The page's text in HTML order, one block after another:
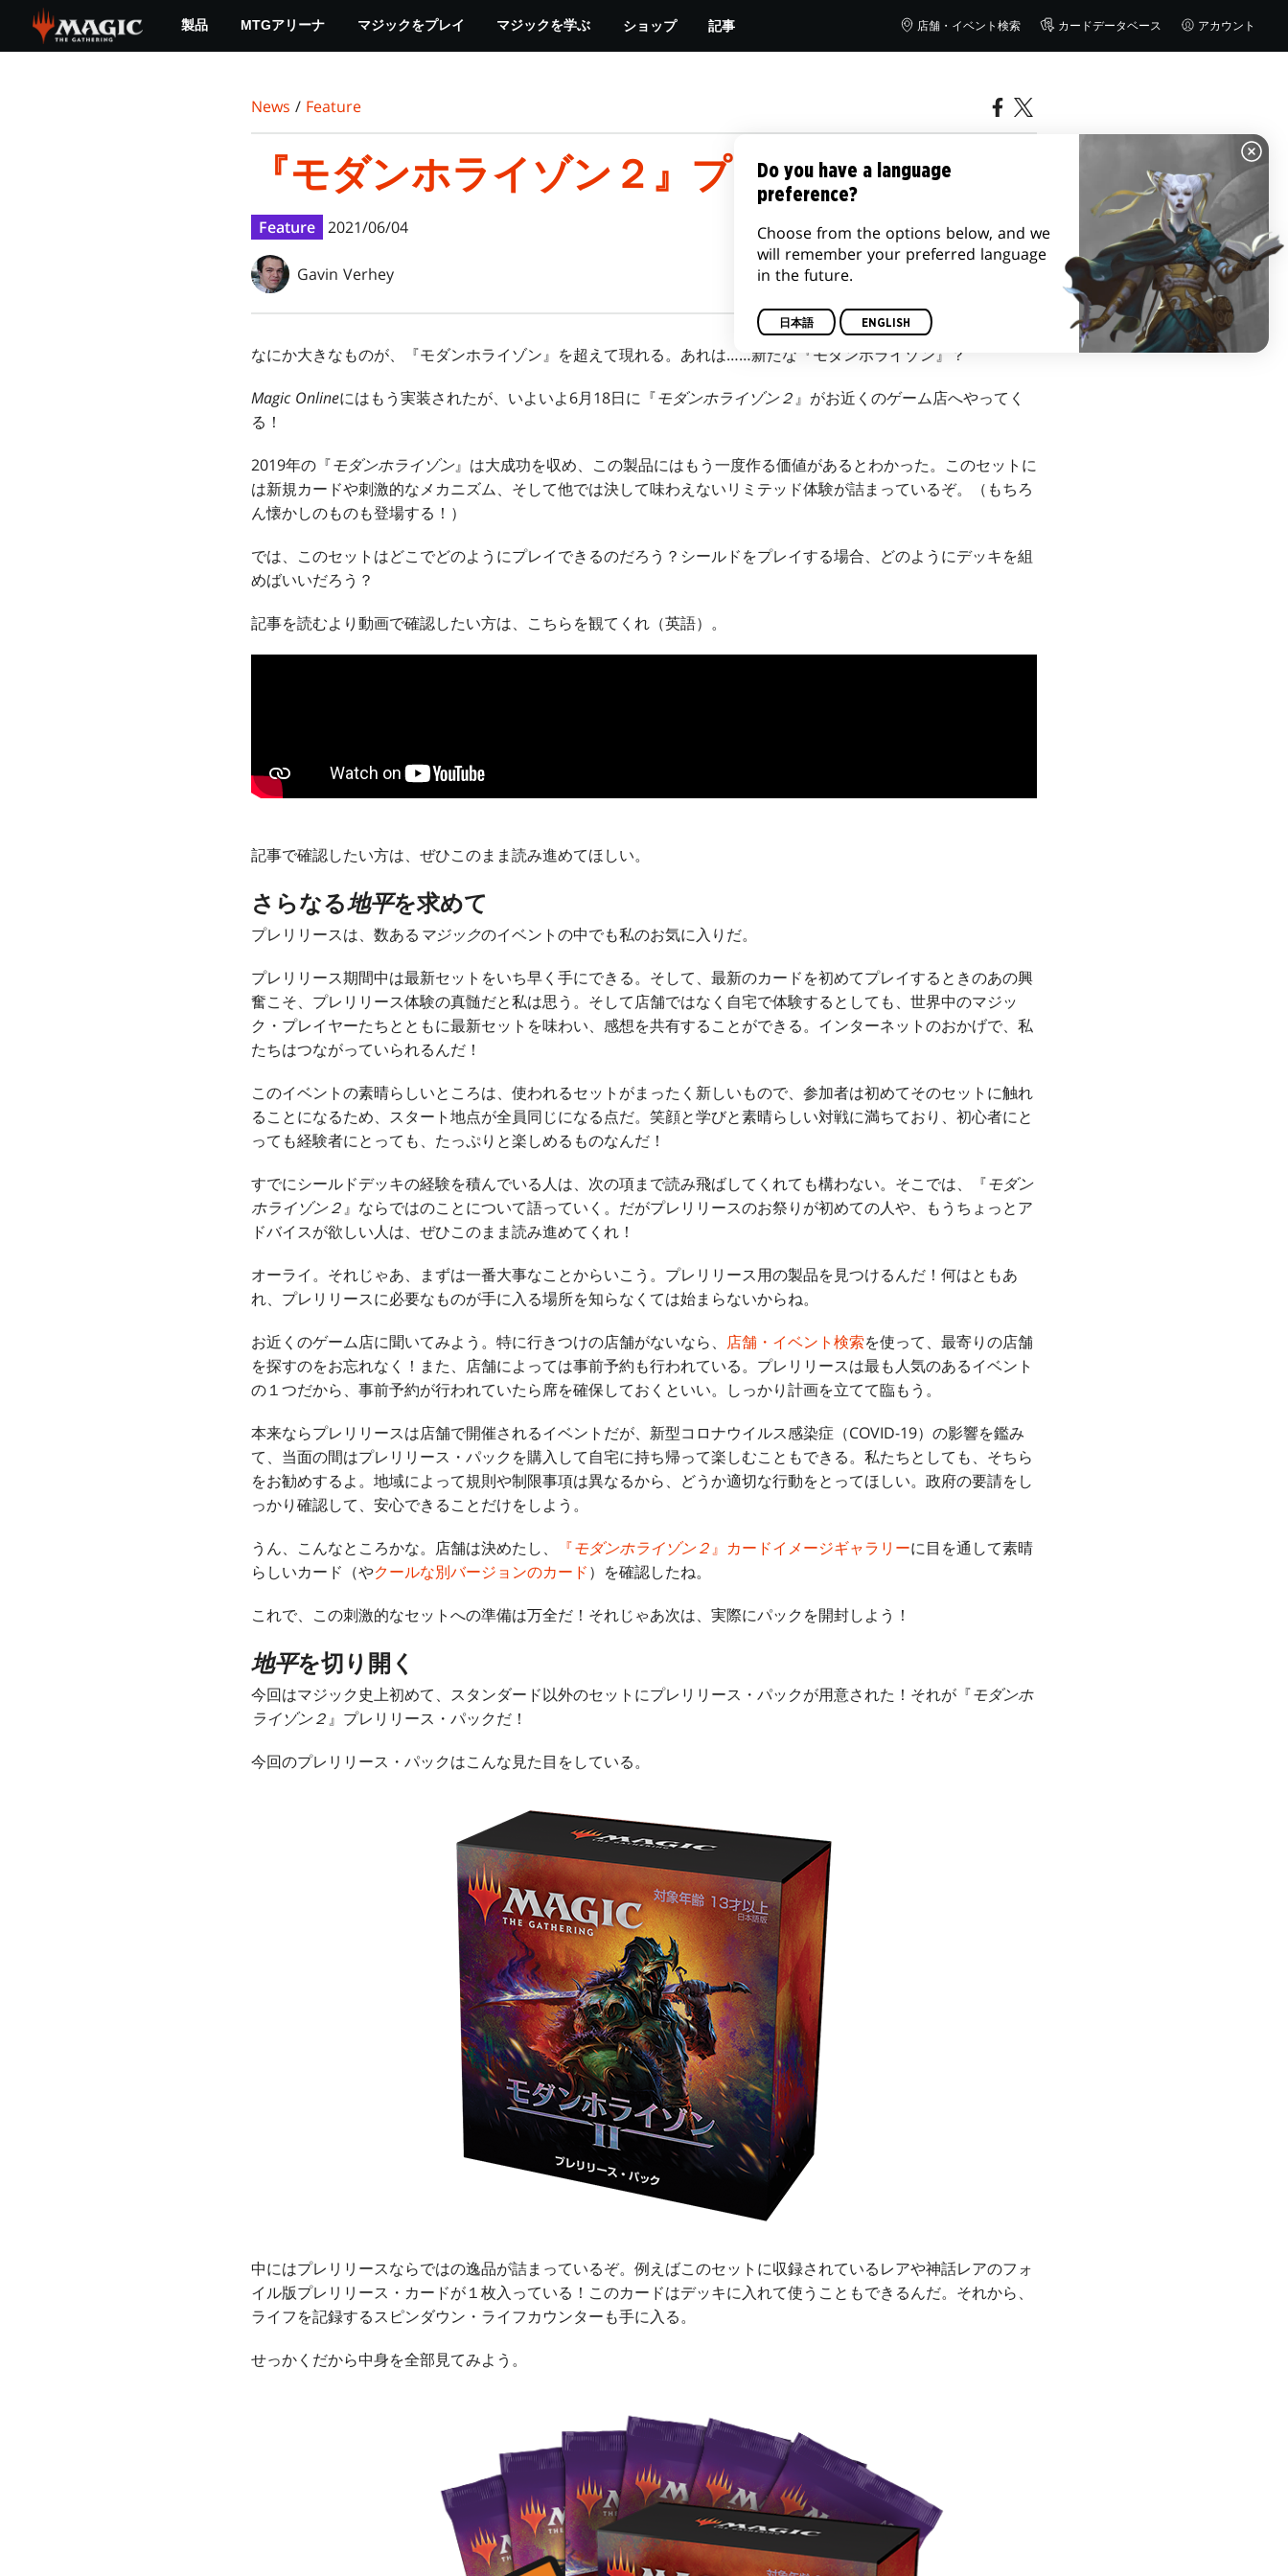
main
製品 MTGアリーナ マジックをプレイ マジックを学ぶ ショップ 記事 店舗・イベント検索 カードデータベース アカウント
News / Feature
『モダンホライゾン２』プレリリース入門
Feature 2021/06/04
Gavin Verhey
なにか大きなものが、『モダンホライゾン』を超えて現れる。あれは……新たな『モダンホライゾン』？
Magic Onlineにはもう実装されたが、いよいよ6月18日に『モダンホライゾン２』がお近くのゲーム店へやってく
る！
2019年の『モダンホライゾン』は大成功を収め、この製品にはもう一度作る価値があるとわかった。このセットに
は新規カードや刺激的なメカニズム、そして他では決して味わえないリミテッド体験が詰まっているぞ。（もちろ
ん懐かしのものも登場する！）
では、このセットはどこでどのようにプレイできるのだろう？シールドをプレイする場合、どのようにデッキを組
めばいいだろう？
記事を読むより動画で確認したい方は、こちらを観てくれ（英語）。
記事で確認したい方は、ぜひこのまま読み進めてほしい。
さらなる地平を求めて
プレリリースは、数ある マジックのイベントの中でも私のお気に入りだ。
プレリリース期間中は最新セットをいち早く手にできる。そして、最新のカードを初めてプレイするときのあの興
奮こそ、プレリリース体験の真髄だと私は思う。そして店舗ではなく自宅で体験するとしても、世界中のマジッ
ク・プレイヤーたちとともに最新セットを味わい、感想を共有することができる。インターネットのおかげで、私
たちはつながっていられるんだ！
このイベントの素晴らしいところは、使われるセットがまったく新しいもので、参加者は初めてそのセットに触れ
ることになるため、スタート地点が全員同じになる点だ。笑顔と学びと素晴らしい対戦に満ちており、初心者にと
っても経験者にとっても、たっぷりと楽しめるものなんだ！
すでにシールドデッキの経験を積んでいる人は、次の項まで読み飛ばしてくれても構わない。そこでは、『モダン
ホライゾン２』ならではのことについて語っていく。だがプレリリースのお祭りが初めての人や、もうちょっとア
ドバイスが欲しい人は、ぜひこのまま読み進めてくれ！
オーライ。それじゃあ、まずは一番大事なことからいこう。プレリリース用の製品を見つけるんだ！何はともあ
れ、プレリリースに必要なものが手に入る場所を知らなくては始まらないからね。
お近くのゲーム店に聞いてみよう。特に行きつけの店舗がないなら、 店舗・イベント検索を使って、最寄りの店舗
を探すのをお忘れなく！また、店舗によっては事前予約も行われている。プレリリースは最も人気のあるイベント
の１つだから、事前予約が行われていたら席を確保しておくといい。しっかり計画を立てて臨もう。
本来ならプレリリースは店舗で開催されるイベントだが、新型コロナウイルス感染症（COVID-19）の影響を鑑み
て、当面の間はプレリリース・パックを購入して自宅に持ち帰って楽しむこともできる。私たちとしても、そちら
をお勧めするよ。地域によって規則や制限事項は異なるから、どうか適切な行動をとってほしい。政府の要請をし
っかり確認して、安心できることだけをしよう。
うん、こんなところかな。店舗は決めたし、 『モダンホライゾン２』カードイメージギャラリーに目を通して素晴
らしいカード（やクールな別バージョンのカード）を確認したね。
これで、この刺激的なセットへの準備は万全だ！それじゃあ次は、実際にパックを開封しよう！
地平を切り開く
今回はマジック史上初めて、スタンダード以外のセットにプレリリース・パックが用意された！それが『モダンホ
ライゾン２』プレリリース・パックだ！
今回のプレリリース・パックはこんな見た目をしている。
中にはプレリリースならではの逸品が詰まっているぞ。例えばこのセットに収録されているレアや神話レアのフォ
イル版プレリリース・カードが１枚入っている！このカードはデッキに入れて使うこともできるんだ。それから、
ライフを記録するスピンダウン・ライフカウンターも手に入る。
せっかくだから中身を全部見てみよう。
Do you have a language
preference?
Choose from the options below, and we
will remember your preferred language
in the future.
日本語 ENGLISH